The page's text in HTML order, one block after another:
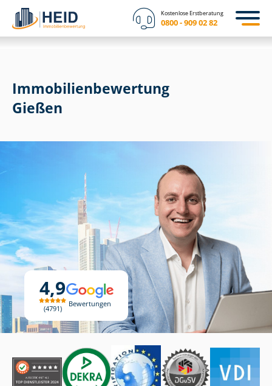
Kostenlose Erstberatung
0800 - 909 02 82
4,9
4791
Bewertungen
Immobilien­bewertung
Gießen